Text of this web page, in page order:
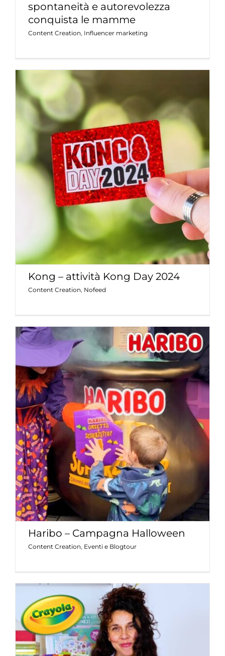
spontaneità e autorevolezza
conquista le mamme
Content Creation, Influencer marketing
Kong – attività Kong Day 2024
Content Creation Nofeed
Kong – attività Kong Day 2024
Content Creation, Nofeed
Haribo – Campagna Halloween
Content Creation Eventi e Blogtour
Haribo – Campagna Halloween
Content Creation, Eventi e Blogtour